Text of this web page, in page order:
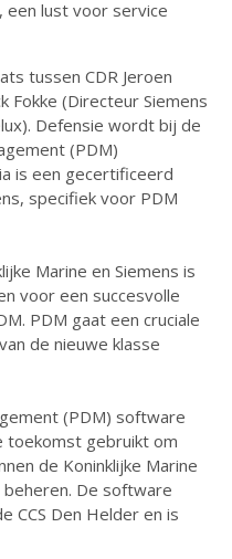
een lust voor service
tussen CDR Jeroen
Fokke (Directeur Siemens
Defensie wordt bij de
(PDM)
is een gecertificeerd
specifiek voor PDM
Marine en Siemens is
voor een succesvolle
PDM gaat een cruciale
de nieuwe klasse
(PDM) software
toekomst gebruikt om
de Koninklijke Marine
De software
CCS Den Helder en is